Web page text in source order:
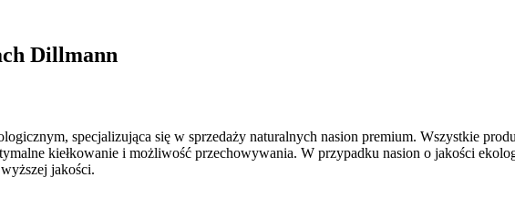
Dillmann
specjalizująca się w sprzedaży naturalnych nasion premium. Wszystkie
kiełkowanie i możliwość przechowywania. W przypadku nasion o jakości
jakości.